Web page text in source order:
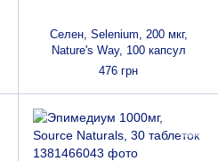
Селен, Selenium, 200 мкг,
Nature's Way, 100 капсул
476 грн